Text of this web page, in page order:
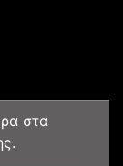
ότι
στα